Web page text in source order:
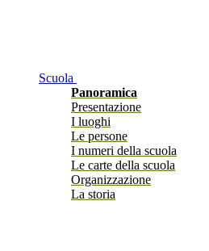
Scuola
Panoramica
Presentazione
I luoghi
Le persone
I numeri della scuola
Le carte della scuola
Organizzazione
La storia